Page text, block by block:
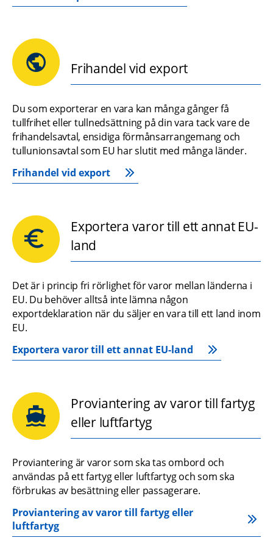
Frihandel vid export
Du som exporterar en vara kan många gånger få
tullfrihet eller tullnedsättning på din vara tack vare de
frihandelsavtal, ensidiga förmånsarrangemang och
tullunionsavtal som EU har slutit med många länder.
Frihandel vid export
Exportera varor till ett annat EU-
land
Det är i princip fri rörlighet för varor mellan länderna i
EU. Du behöver alltså inte lämna någon
exportdeklaration när du säljer en vara till ett land inom
EU.
Exportera varor till ett annat EU-land
Proviantering av varor till fartyg
eller luftfartyg
Proviantering är varor som ska tas ombord och
användas på ett fartyg eller luftfartyg och som ska
förbrukas av besättning eller passagerare.
Proviantering av varor till fartyg eller
luftfartyg